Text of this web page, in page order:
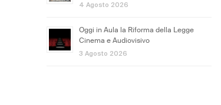
4 Agosto 2026
Oggi in Aula la Riforma della Legge
Cinema e Audiovisivo
3 Agosto 2026